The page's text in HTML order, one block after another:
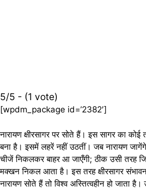
5/5 - (1 vote)
[wpdm_package id=’2382′]
नारायण क्षीरसागर पर सोते हैं। इस सागर का
बना है। इसमें लहरें नहीं उठतीं। जब नारायण जागेंगे
चीजें निकलकर बाहर आ जाएँगी; ठीक उसी तरह
मक्खन निकल आता है। इस तरह क्षीरसागर
नारायण सोते हैं तो विश्व अस्तित्वहीन हो जाता